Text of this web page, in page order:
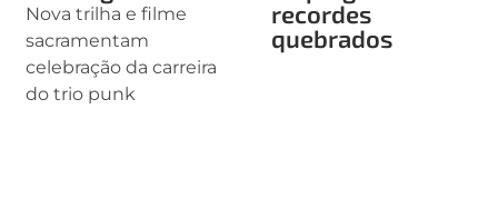
Nova trilha e filme
sacramentam
celebração da carreira
do trio punk
recordes
quebrados